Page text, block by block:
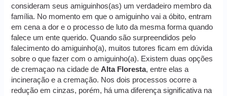
consideram seus amiguinhos(as) um verdadeiro membro da
família. No momento em que o amiguinho vai a óbito, entram
em cena a dor e o processo de luto da mesma forma quando
falece um ente querido. Quando são surpreendidos pelo
falecimento do amiguinho(a), muitos tutores ficam em dúvida
sobre o que fazer com o amiguinho(a). Existem duas opções
de cremaçao na cidade deAlta Floresta, entre elas a
incineração e a cremação. Nos dois processos ocorre a
redução em cinzas, porém, há uma diferença significativa na